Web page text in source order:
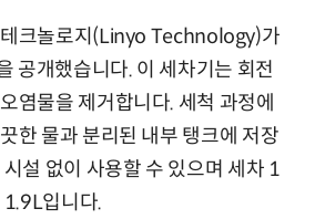
크놀로지(Linyo Technology)가
공개했습니다. 이 세차기는 회전
염물을 제거합니다. 세척 과정에
한 물과 분리된 내부 탱크에 저장
설 없이 사용할 수 있으며 세차 1
1.9L입니다.